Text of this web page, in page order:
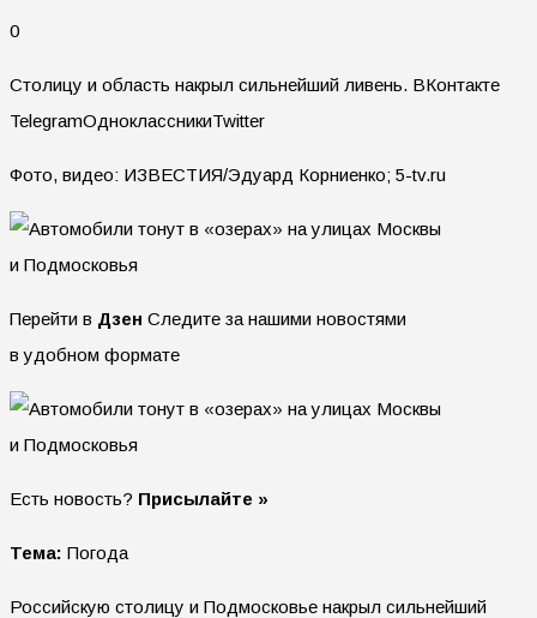
0
Столицу и область накрыл сильнейший ливень. ВКонтакте
TelegramОдноклассникиTwitter
Фото, видео: ИЗВЕСТИЯ/Эдуард Корниенко; 5-tv.ru
Перейти в Дзен Следите за нашими новостями
в удобном формате
Есть новость? Присылайте »
Тема: Погода
Российскую столицу и Подмосковье накрыл сильнейший